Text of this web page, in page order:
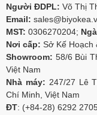
Người ĐDPL: Võ Thị
Email:
MST: 0306270204;
Nơi cấp: Sở Kế Hoạch
Showroom: 58/6 Bùi
Việt Nam
Nhà máy: 247/27 Lê
Chí Minh, Việt Nam
ĐT: (+84-28) 6292